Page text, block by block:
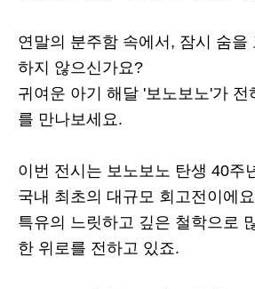
연말의 분주함 속에서, 잠시 숨을
하지 않으신가요?
귀여운 아기 해달 '보노보노'가 전
를 만나보세요.
이번 전시는 보노보노 탄생 40주
국내 최초의 대규모 회고전이에
특유의 느릿하고 깊은 철학으로
한 위로를 전하고 있죠.